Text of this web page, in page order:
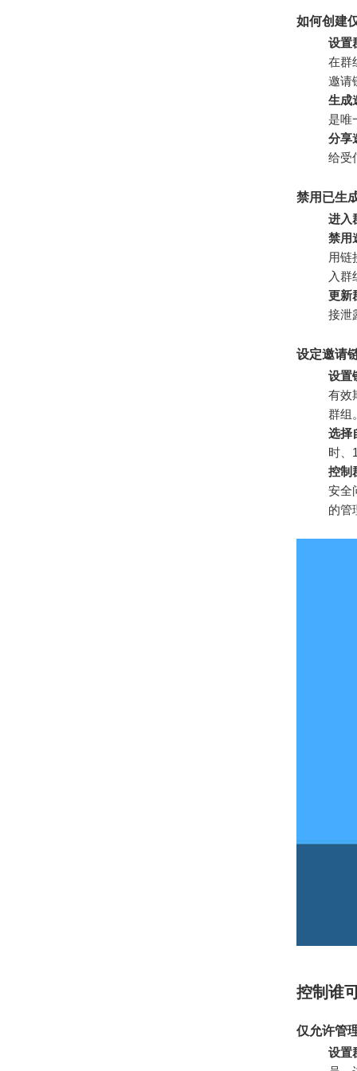
如何创建
设置
在群
邀请
生成
是唯
分享
给受
禁用已生
进入
禁用
用链
入群
更新
接泄
设定邀请
设置
有效
群组
选择
时、
控制
安全
的管
控制谁
仅允许管
设置